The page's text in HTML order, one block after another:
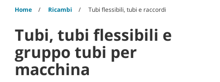
Home Ricambi Tubi flessibili, tubi e raccordi
Tubi, tubi flessibili e
gruppo tubi per
macchina